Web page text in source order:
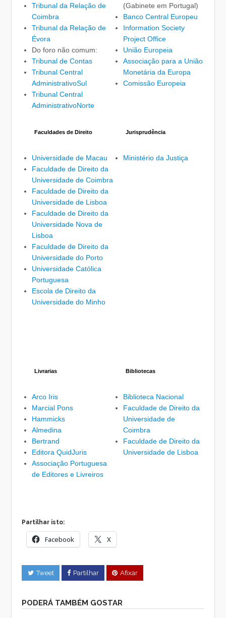
Tribunal da Relação de
Coimbra
Tribunal da Relação de
Évora
Do foro não comum:
Tribunal de Contas
Tribunal Central
AdministrativoSul
Tribunal Central
AdministrativoNorte
(Gabinete em Portugal)
Banco Central Europeu
Information Society
Project Office
União Europeia
Associação para a União
Monetária da Europa
Comissão Europeia
Faculdades de Direito
Universidade de Macau
Faculdade de Direito da
Universidade de Coimbra
Faculdade de Direito da
Universidade de Lisboa
Faculdade de Direito da
Universidade Nova de
Lisboa
Faculdade de Direito da
Universidade do Porto
Universidade Católica
Portuguesa
Escola de Direito da
Universidade do Minho
Jurisprudência
Ministério da Justiça
Livrarias
Arco Iris
Marcial Pons
Hammicks
Almedina
Bertrand
Editora QuidJuris
Associação Portuguesa
de Editores e Livreiros
Bibliotecas
Biblioteca Nacional
Faculdade de Direito da
Universidade de
Coimbra
Faculdade de Direito da
Universidade de Lisboa
Partilhar isto:
Facebook X
Tweet Partilhar Afixar
PODERÁ TAMBÉM GOSTAR